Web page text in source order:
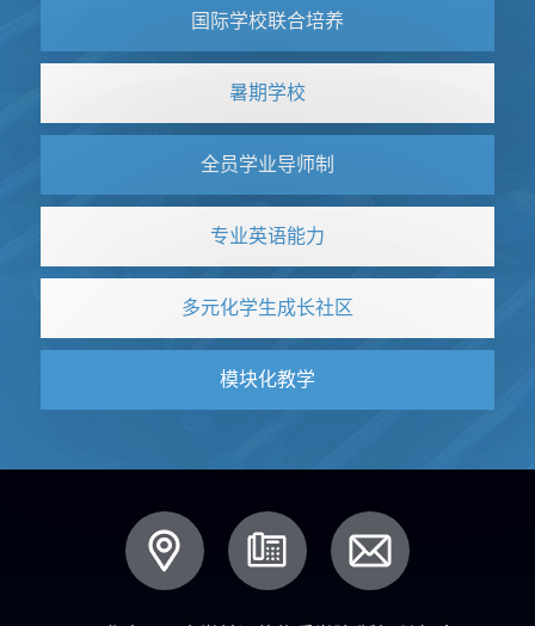
国际学校联合培养
暑期学校
全员学业导师制
专业英语能力
多元化学生成长社区
模块化教学